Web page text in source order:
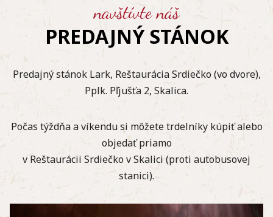
navštívte náš
PREDAJNÝ STÁNOK
Predajný stánok Lark, Reštaurácia Srdiečko (vo dvore),
Pplk. Pľjušťa 2, Skalica.
Počas týždňa a víkendu si môžete trdelníky kúpiť alebo
objedať priamo
v Reštaurácii Srdiečko v Skalici (proti autobusovej
stanici).